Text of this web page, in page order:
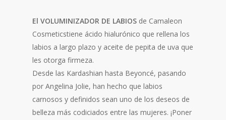
El VOLUMINIZADOR DE LABIOS de Camaleon
Cosmeticstiene ácido hialurónico que rellena los
labios a largo plazo y aceite de pepita de uva que
les otorga firmeza.
Desde las Kardashian hasta Beyoncé, pasando
por Angelina Jolie, han hecho que labios
carnosos y definidos sean uno de los deseos de
belleza más codiciados entre las mujeres. ¡Poner